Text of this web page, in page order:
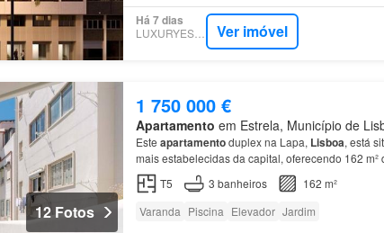
Há 7 dias
LUXURYESTATE Ver imóvel
12 Fotos
1 750 000 €
Apartamento em Estrela, Município de
Este apartamentoduplex na Lapa, Lisboa, está
mais estabelecidas da capital, oferecendo 162
open space, equipada com eletrodomésticos
T5 3 banheiros
162 m²
Varanda Piscina Elevador Jardim